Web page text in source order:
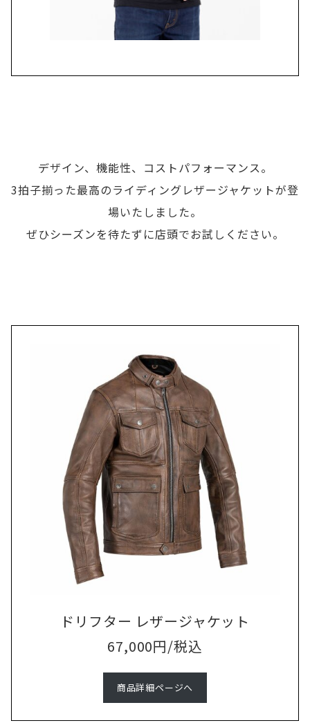
デザイン、機能性、コストパフォーマンス。
3拍子揃った最高のライディングレザージャケットが登
場いたしました。
ぜひシーズンを待たずに店頭でお試しください。
ドリフター レザージャケット
67,000円/税込
商品詳細ページへ